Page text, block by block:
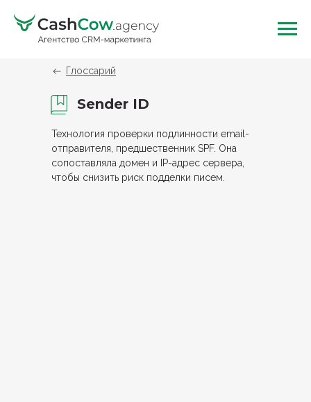
Sender ID
Технология проверки подлинности email-
отправителя, предшественник SPF. Она
сопоставляла домен и IP-адрес сервера,
чтобы снизить риск подделки писем.
Глоссарий